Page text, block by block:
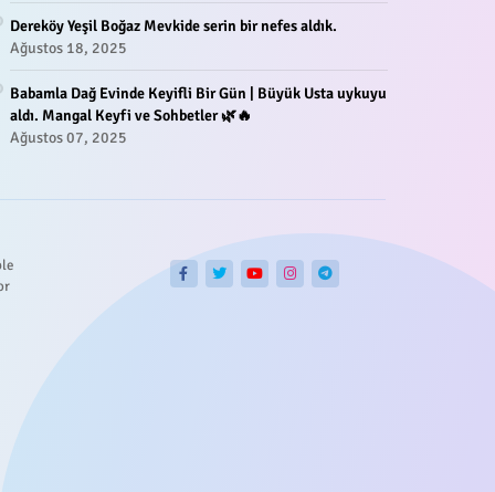
Dereköy Yeşil Boğaz Mevkide serin bir nefes aldık.
Ağustos 18, 2025
Babamla Dağ Evinde Keyifli Bir Gün | Büyük Usta uykuyu
aldı. Mangal Keyfi ve Sohbetler 🌿🔥
Ağustos 07, 2025